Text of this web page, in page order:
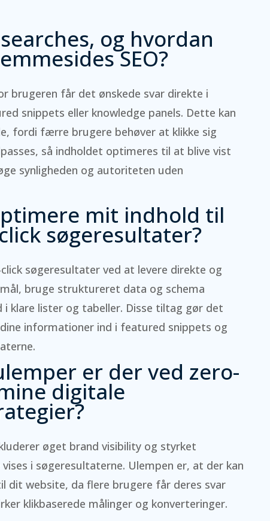
og hvordan
SEO?
brugeren får det ønskede svar direkte i
snippets eller knowledge panels. Dette kan
fordi færre brugere behøver at klikke sig
så indholdet optimeres til at blive vist
synligheden og autoriteten uden
mit indhold til
søgeresultater?
søgeresultater ved at levere direkte og
bruge struktureret data og schema
klare lister og tabeller. Disse tiltag gør det
informationer ind i featured snippets og
er der ved zero-
digitale
øget brand visibility og styrket
i søgeresultaterne. Ulempen er, at der kan
dit website, da flere brugere får deres svar
klikbaserede målinger og konverteringer.